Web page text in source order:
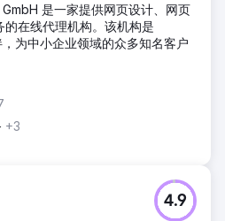
是一家提供网页设计、网页
在线代理机构。该机构是
为中小企业领域的众多知名客户
+3
4.9